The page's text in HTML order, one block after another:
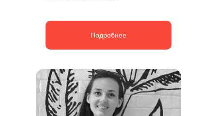
Подробнее